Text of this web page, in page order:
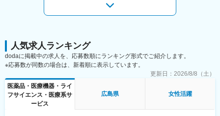
・ショートワーキングデー（1日のうち8時間以下の勤務日を月2
～4回取得推奨）
変更の範囲：会社の定める業務
※一部、新たに配置薬を置いていただくお客様への訪問がありま
■キャリアパス／評価体制
（1）キャリアパス
・社員 → 主任 → 所長 → 課長 → 部長と着実にステップアップが
可能です。
・昇給1回／最短3年で営業所所長になった実績あり
・年功序列ではなく、実績と姿勢を見て判断
努力やプロセスもしっかり評価される制度があります。
人気求人ランキング
dodaに掲載中の求人を、応募数順にランキング形式でご紹介します。
※応募数が同数の場合は、新着順に表示しています。
更新日： 2026/8/8（土）
医薬品・医療機器・ライ
フサイエンス・医療系サ
ービス
広島県 女性活躍